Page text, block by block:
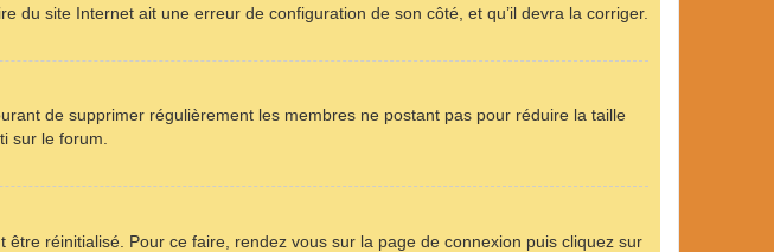
du site Internet ait une erreur de configuration de son côté, et qu’il devra la corriger.
de supprimer régulièrement les membres ne postant pas pour réduire la taille
sur le forum.
réinitialisé. Pour ce faire, rendez vous sur la page de connexion puis cliquez sur